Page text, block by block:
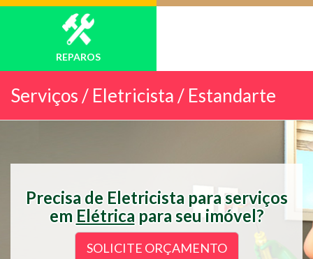
REPAROS
Serviços / Eletricista / Estandarte
Precisa de Eletricista para serviços
em Elétrica para seu imóvel?
SOLICITE ORÇAMENTO